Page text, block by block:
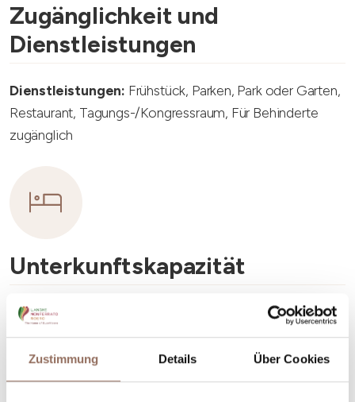
Zustimmung Details Über Cookies
Zugänglichkeit und
Dienstleistungen
Dienstleistungen: Frühstück, Parken, Park oder Garten,
Restaurant, Tagungs-/Kongressraum, Für Behinderte
zugänglich
Unterkunftskapazität
Rooms number:
Anzahl Badezimmer:11
Beds number: